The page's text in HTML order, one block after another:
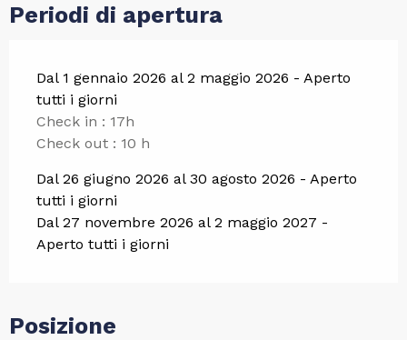
Periodi di apertura
Dal 1 gennaio 2026 al 2 maggio 2026 - Aperto
tutti i giorni
Check in : 17h
Check out : 10 h
Dal 26 giugno 2026 al 30 agosto 2026 - Aperto
tutti i giorni
Dal 27 novembre 2026 al 2 maggio 2027 -
Aperto tutti i giorni
Posizione